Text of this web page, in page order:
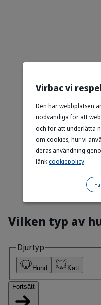
Virbac vi
Den här webbplatsen
nödvändiga för att
och för att underlätta
om cookies, hur vi
deras användning
länk:cookiepolicy.